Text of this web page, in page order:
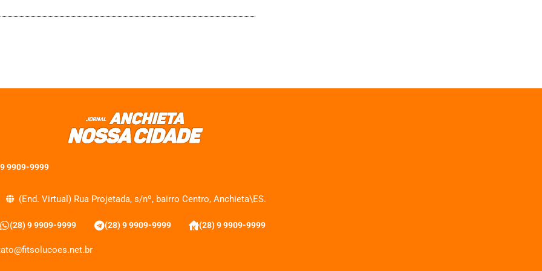
9909-9999
(End. Virtual) Rua Projetada, s/nº, bairro Centro, Anchieta\ES.
(28) 9 9909-9999 (28) 9 9909-9999 (28) 9 9909-9999